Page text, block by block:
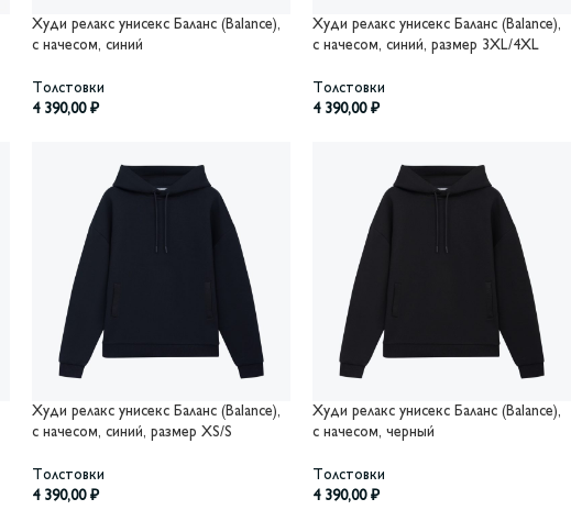
Худи релакс унисекс Баланс (Balance),
с начесом, синий
Толстовки
4 390,00 ₽
Худи релакс унисекс Баланс (Balance),
с начесом, синий, размер 3XL/4XL
Толстовки
4 390,00 ₽
Худи релакс унисекс Баланс (Balance),
с начесом, синий, размер XS/S
Толстовки
4 390,00 ₽
Худи релакс унисекс Баланс (Balance),
с начесом, черный
Толстовки
4 390,00 ₽